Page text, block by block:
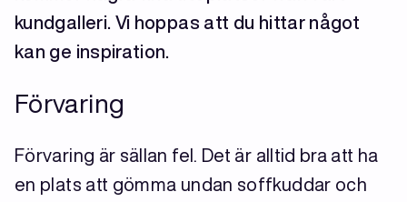
kundgalleri. Vi hoppas att du hittar något
kan ge inspiration.
Förvaring
Förvaring är sällan fel. Det är alltid bra att ha
en plats att gömma undan soffkuddar och